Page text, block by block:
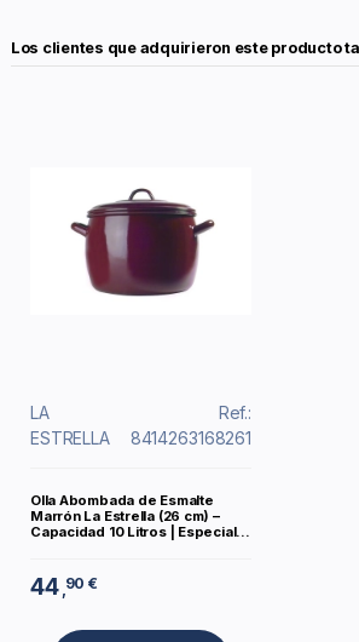
Los clientes que adquirieron este producto
LA
ESTRELLA
Ref.:
8414263168261
Olla Abombada de Esmalte
Marrón La Estrella (26 cm) –
Capacidad 10 Litros | Especial...
44 ,90 €